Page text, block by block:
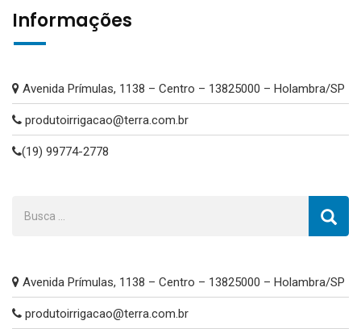
Informações
Avenida Prímulas, 1138 – Centro – 13825000 – Holambra/SP
produtoirrigacao@terra.com.br
(19) 99774-2778
Avenida Prímulas, 1138 – Centro – 13825000 – Holambra/SP
produtoirrigacao@terra.com.br